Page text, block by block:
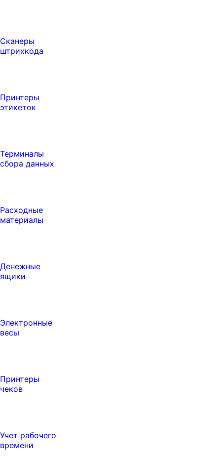
Сканеры
штрихкода
Принтеры
этикеток
Терминалы
сбора данных
Расходные
материалы
Денежные
ящики
Электронные
весы
Принтеры
чеков
Учет рабочего
времени